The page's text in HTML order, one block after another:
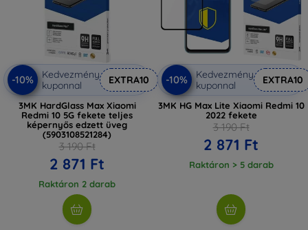
-10%
Kedvezmény
kuponnal
EXTRA10
3MK HardGlass Max Xiaomi
Redmi 10 5G fekete teljes
képernyős edzett üveg
(5903108521284)
3 190 Ft
2 871 Ft
Raktáron 2 darab
-10%
Kedvezmény
kuponnal
EXTRA10
3MK HG Max Lite Xiaomi Redmi 10
2022 fekete
3 190 Ft
2 871 Ft
Raktáron > 5 darab